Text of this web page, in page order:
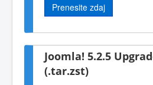
Prenesite zdaj
Joomla! 5.2.5
(.tar.zst)